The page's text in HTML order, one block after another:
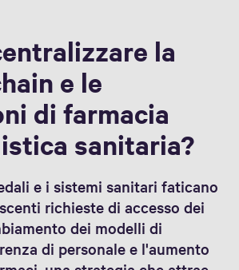
la
e le
di farmacia
sanitaria?
e i sistemi sanitari faticano
richieste di accesso dei
dei modelli di
di personale e l'aumento